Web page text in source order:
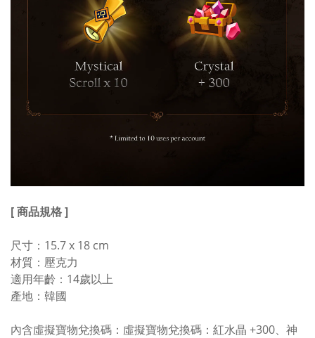
[ 商品規格 ]
尺寸：15.7 x 18 cm
材質：壓克力
適用年齡：14歲以上
產地：韓國
內含虛擬寶物兌換碼：虛擬寶物兌換碼：紅水晶 +300、神